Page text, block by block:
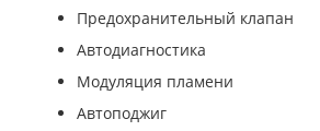
Предохранительный клапан
Автодиагностика
Модуляция пламени
Автоподжиг